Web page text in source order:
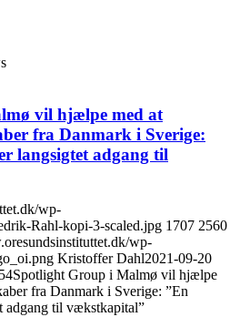
vil hjælpe med at
fra Danmark i Sverige:
langsigtet adgang til
wp-
Rahl-kopi-3-scaled.jpg 1707 2560
wp-
Kristoffer Dahl2021-09-20
Spotlight Group i Malmø vil hjælpe
fra Danmark i Sverige: ”En
adgang til vækstkapital”